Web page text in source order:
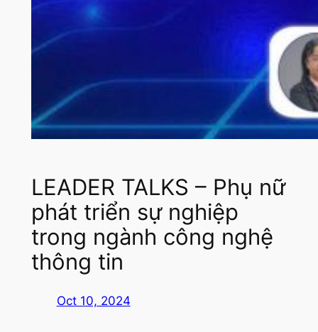
LEADER TALKS – Phụ nữ
phát triển sự nghiệp
trong ngành công nghệ
thông tin
Oct 10, 2024